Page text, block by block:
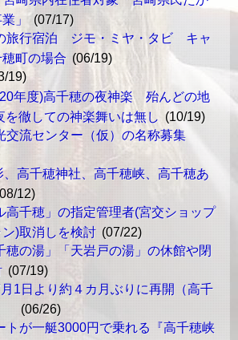
業」(07/17)
旅行宿泊 ジモ・ミヤ・タビ キャ
町の場合 (06/19)
19)
年度)高千穂の夜神楽 殆んどの地
を徹しての神楽舞いは無し (10/19)
交流センター（仮）の名称募集
高千穂神社、高千穂峡、高千穂あ
12)
高千穂」の指定管理者(宮交ショップ
)取消しを検討 (07/22)
穂の湯」「天岩戸の湯」の休館や閉
(07/19)
1日より約４カ月ぶりに再開（高千
(06/26)
トが一艇3000円で乗れる『高千穂峡